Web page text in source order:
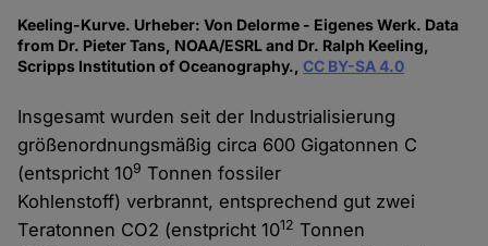
Keeling-Kurve. Urheber: Von Delorme - Eigenes Werk. Data
from Dr. Pieter Tans, NOAA/ESRL and Dr. Ralph Keeling,
Scripps Institution of Oceanography.,CC BY-SA 4.0
Insgesamt wurden seit der Industrialisierung
größenordnungsmäßig circa 600 Gigatonnen C
(entspricht 109 Tonnen fossiler
Kohlenstoff) verbrannt, entsprechend gut zwei
Teratonnen CO2 (enstpricht 1012 Tonnen